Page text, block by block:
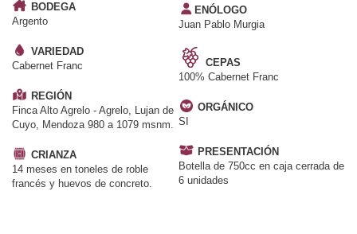
BODEGA
Argento
VARIEDAD
Cabernet Franc
REGIÓN
Finca Alto Agrelo - Agrelo, Lujan de
Cuyo, Mendoza 980 a 1079 msnm.
CRIANZA
14 meses en toneles de roble
francés y huevos de concreto.
ENÓLOGO
Juan Pablo Murgia
CEPAS
100% Cabernet Franc
ORGÁNICO
SI
PRESENTACIÓN
Botella de 750cc en caja cerrada de
6 unidades